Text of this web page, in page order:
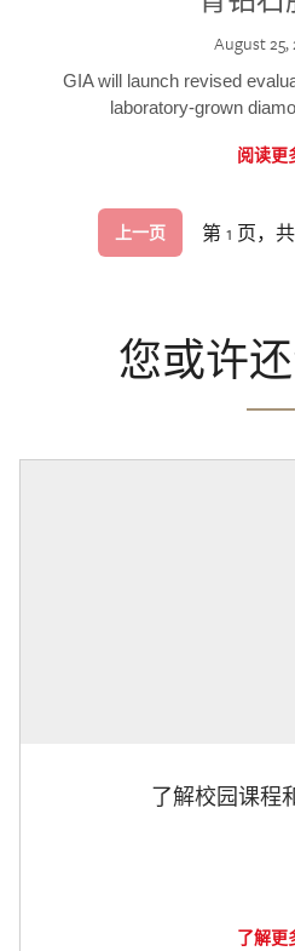
August 25,
GIA will launch revised
laboratory-grown
阅读更
上一页 第 1 页，
您或许
了解校园课程
了解更